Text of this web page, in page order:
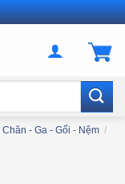
Chăn - Ga - Gối - Nệm /